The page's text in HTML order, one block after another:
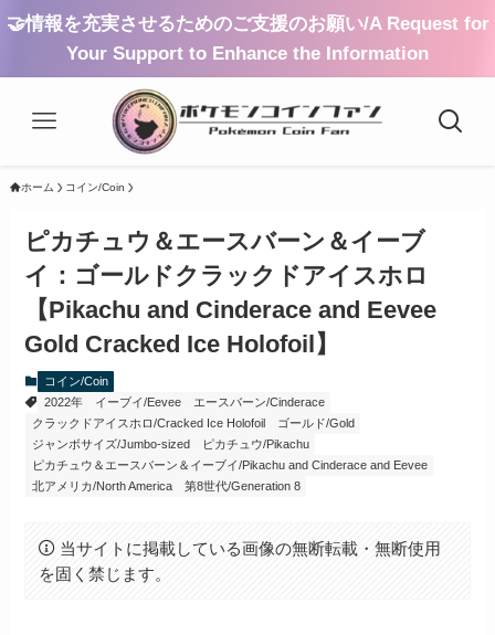
🤝情報を充実させるためのご支援のお願い/A Request for
Your Support to Enhance the Information
ホーム コイン/Coin
ピカチュウ＆エースバーン＆イーブ
イ：ゴールドクラックドアイスホロ
【Pikachu and Cinderace and Eevee
Gold Cracked Ice Holofoil】
コイン/Coin
2022年
イーブイ/Eevee
エースバーン/Cinderace
クラックドアイスホロ/Cracked Ice Holofoil
ゴールド/Gold
ジャンボサイズ/Jumbo-sized
ピカチュウ/Pikachu
ピカチュウ＆エースバーン＆イーブイ/Pikachu and Cinderace and Eevee
北アメリカ/North America
第8世代/Generation 8
当サイトに掲載している画像の無断転載・無断使用
を固く禁じます。